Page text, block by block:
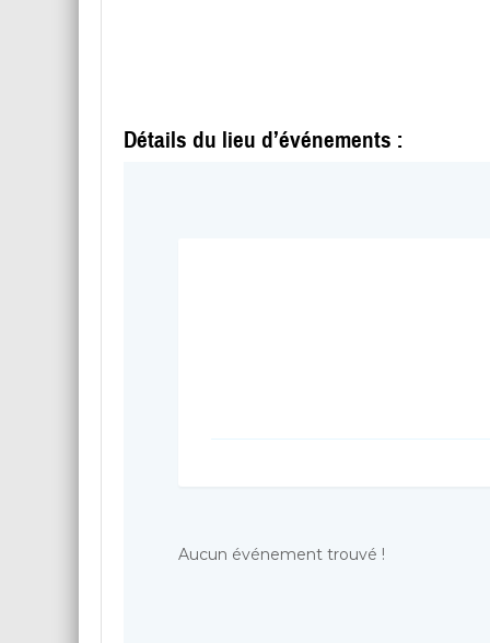
Détails du lieu d’événements :
Aucun événement trouvé !